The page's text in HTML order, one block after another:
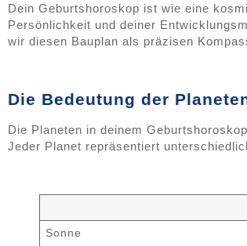
Dein Geburtshoroskop ist wie eine
Persönlichkeit und deiner
wir diesen Bauplan als präzisen
Die Bedeutung der
Die Planeten in deinem
Jeder Planet repräsentiert
Sonne